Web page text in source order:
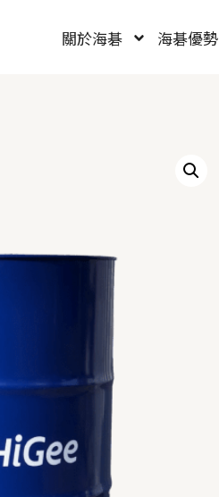
關於海碁 海碁優勢